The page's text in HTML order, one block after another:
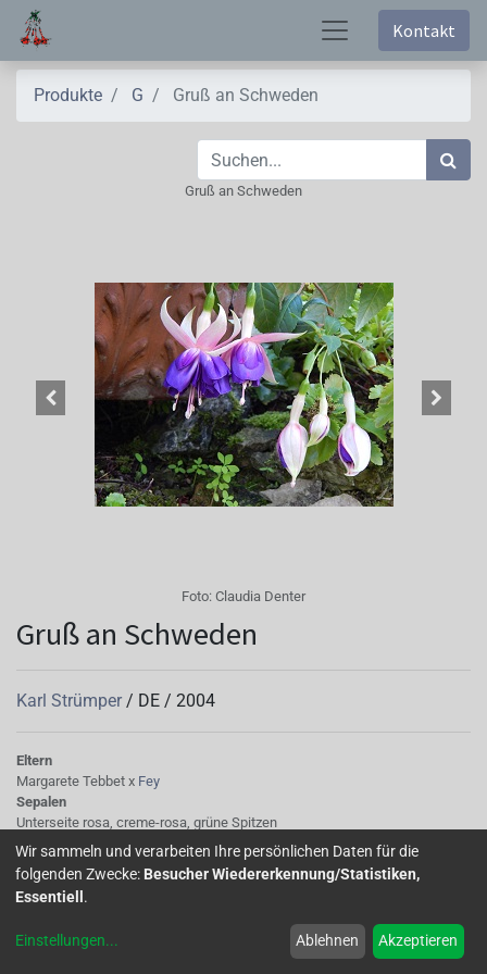
Kontakt
Produkte G Gruß an Schweden
Gruß an Schweden
Foto: Claudia Denter
Gruß an Schweden
Karl Strümper / DE / 2004
Eltern
Margarete Tebbet x Fey
Sepalen
Unterseite rosa, creme-rosa, grüne Spitzen
Korolle/Petalen
an der Basis rosa-weiß geflammt, blauviolett
Staubgefäße
rot
rot
Wir sammeln und verarbeiten Ihre persönlichen Daten für die
folgenden Zwecke: Besucher Wiedererkennung/Statistiken,
Essentiell .
Einstellungen... Ablehnen Akzeptieren